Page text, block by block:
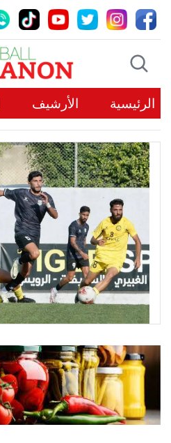
الرئيسية الأرشيف